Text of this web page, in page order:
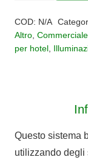
binario
Magneto
COD: N/A
Altro Commerciale
per hotel
Questo sistema
utilizzando degli